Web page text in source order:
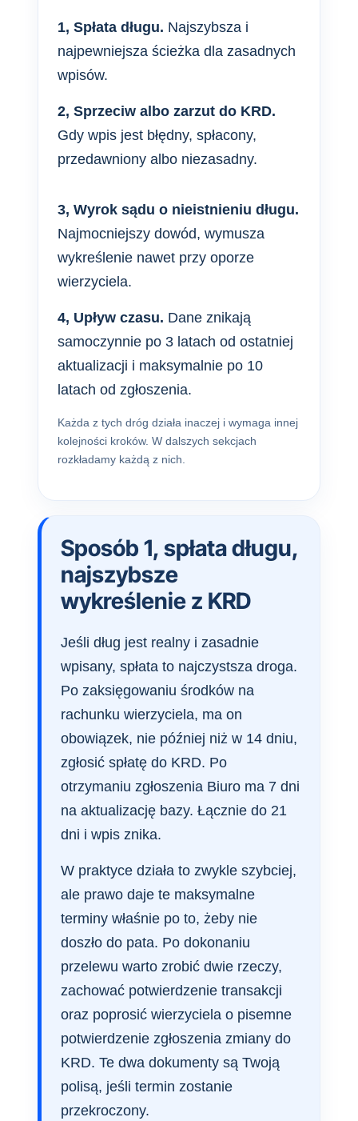
1, Spłata długu. Najszybsza i
najpewniejsza ścieżka dla zasadnych
wpisów.
2, Sprzeciw albo zarzut do KRD.
Gdy wpis jest błędny, spłacony,
przedawniony albo niezasadny.
3, Wyrok sądu o nieistnieniu długu.
Najmocniejszy dowód, wymusza
wykreślenie nawet przy oporze
wierzyciela.
4, Upływ czasu. Dane znikają
samoczynnie po 3 latach od ostatniej
aktualizacji i maksymalnie po 10
latach od zgłoszenia.
Każda z tych dróg działa inaczej i wymaga innej
kolejności kroków. W dalszych sekcjach
rozkładamy każdą z nich.
Sposób 1, spłata długu,
najszybsze
wykreślenie z KRD
Jeśli dług jest realny i zasadnie
wpisany, spłata to najczystsza droga.
Po zaksięgowaniu środków na
rachunku wierzyciela, ma on
obowiązek, nie później niż w 14 dniu,
zgłosić spłatę do KRD. Po
otrzymaniu zgłoszenia Biuro ma 7 dni
na aktualizację bazy. Łącznie do 21
dni i wpis znika.
W praktyce działa to zwykle szybciej,
ale prawo daje te maksymalne
terminy właśnie po to, żeby nie
doszło do pata. Po dokonaniu
przelewu warto zrobić dwie rzeczy,
zachować potwierdzenie transakcji
oraz poprosić wierzyciela o pisemne
potwierdzenie zgłoszenia zmiany do
KRD. Te dwa dokumenty są Twoją
polisą, jeśli termin zostanie
przekroczony.